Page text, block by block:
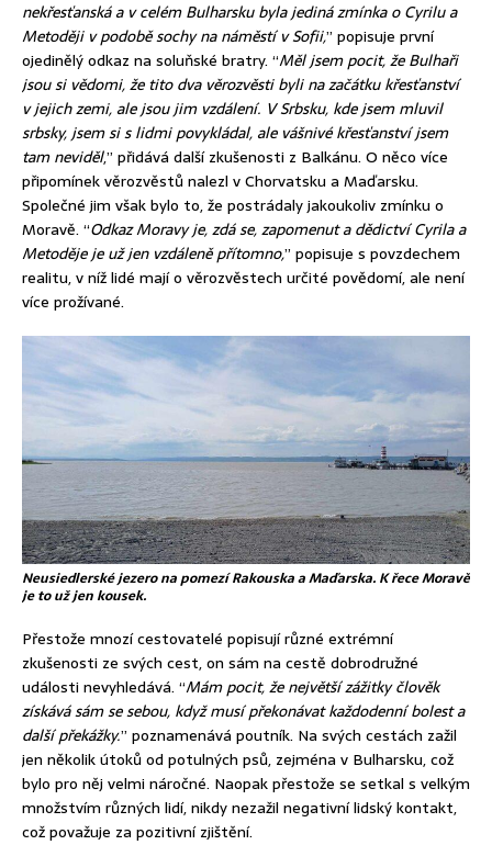
nekřesťanská a v celém Bulharsku byla jediná zmínka o Cyrilu a
Metoději v podobě sochy na náměstí v Sofii,” popisuje první
ojedinělý odkaz na soluňské bratry. “Měl jsem pocit, že Bulhaři
jsou si vědomi, že tito dva věrozvěsti byli na začátku křesťanství
v jejich zemi, ale jsou jim vzdálení. V Srbsku, kde jsem mluvil
srbsky, jsem si s lidmi povykládal, ale vášnivé křesťanství jsem
tam neviděl,” přidává další zkušenosti z Balkánu. O něco více
připomínek věrozvěstů nalezl v Chorvatsku a Maďarsku.
Společné jim však bylo to, že postrádaly jakoukoliv zmínku o
Moravě. “Odkaz Moravy je, zdá se, zapomenut a dědictví Cyrila a
Metoděje je už jen vzdáleně přítomno,” popisuje s povzdechem
realitu, v níž lidé mají o věrozvěstech určité povědomí, ale není
více prožívané.
Neusiedlerské jezero na pomezí Rakouska a Maďarska. K řece Moravě
je to už jen kousek.
Přestože mnozí cestovatelé popisují různé extrémní
zkušenosti ze svých cest, on sám na cestě dobrodružné
události nevyhledává. “Mám pocit, že největší zážitky člověk
získává sám se sebou, když musí překonávat každodenní bolest a
další překážky.” poznamenává poutník. Na svých cestách zažil
jen několik útoků od potulných psů, zejména v Bulharsku, což
bylo pro něj velmi náročné. Naopak přestože se setkal s velkým
množstvím různých lidí, nikdy nezažil negativní lidský kontakt,
což považuje za pozitivní zjištění.